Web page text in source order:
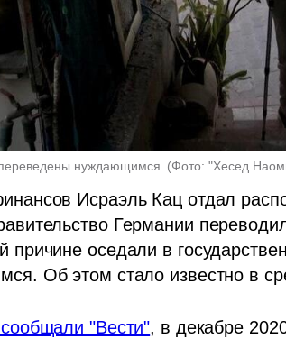
переведены нуждающимся (Фото: "Хесед
Исраэль Кац отдал
Германии
причине оседали в
Об этом стало известно в
"Вести", в декабре